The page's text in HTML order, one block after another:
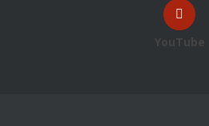
YouTube